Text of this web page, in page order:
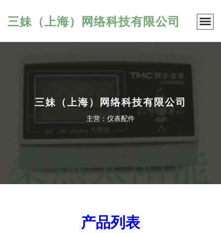
三妹（上海）网络科技有限公司
三妹（上海）网络科技有限公司
主营：仪表配件
产品列表